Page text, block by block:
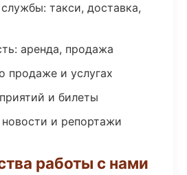
такси, доставка,
аренда, продажа
продаже и услугах
и билеты
и репортажи
работы с нами